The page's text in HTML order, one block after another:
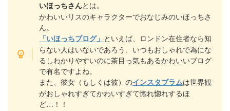
いほっちさんとは。
かわいいリスのキャラクターでおなじみのいほっちさ
ん。
「いほっちブログ」 といえば、ロンドン在住者なら知
らない人はいないであろう、いつもおしゃれで為にな
るしわかりやすいのに茶目っ気もあるかわいいブログ
で有名ですよね。
また、彼女（もしくは彼）のインスタブラムは世界観
がおしゃれすぎてかわいすぎて惚れ惚れするほ
ど…！！